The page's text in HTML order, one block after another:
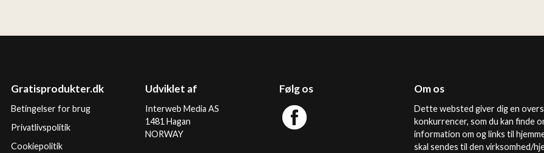
Gratisprodukter.dk
Betingelser for brug
Privatlivspolitik
Cookiepolitik
Udviklet af
Interweb Media AS
1481 Hagan
NORWAY
Følg os Om os
Dette websted giver dig en
konkurrencer, som du kan finde
information om og links til
skal sendes til den virksomhed/